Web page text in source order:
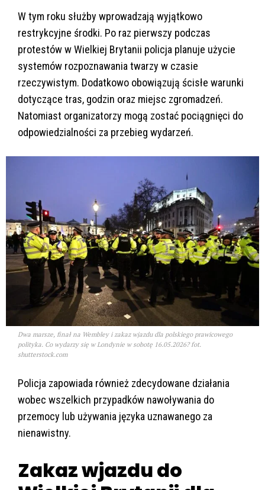
W tym roku służby wprowadzają wyjątkowo
restrykcyjne środki. Po raz pierwszy podczas
protestów w Wielkiej Brytanii policja planuje użycie
systemów rozpoznawania twarzy w czasie
rzeczywistym. Dodatkowo obowiązują ścisłe warunki
dotyczące tras, godzin oraz miejsc zgromadzeń.
Natomiast organizatorzy mogą zostać pociągnięci do
odpowiedzialności za przebieg wydarzeń.
Dwa marsze, finał na Wembley i zakaz wjazdu dla polskiego prawicowego
polityka. Co wydarzy się w Londynie w sobotę 16.05.2026? fot.
shutterstock.com
Policja zapowiada również zdecydowane działania
wobec wszelkich przypadków nawoływania do
przemocy lub używania języka uznawanego za
nienawistny.
Zakaz wjazdu do